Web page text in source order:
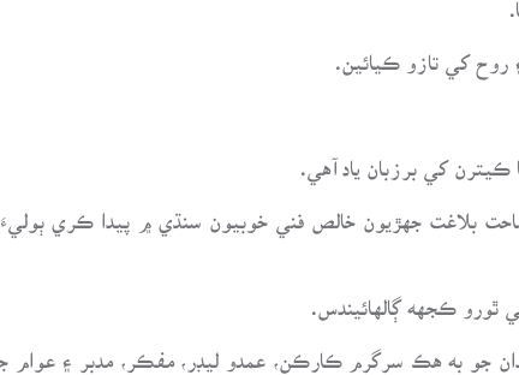
روح کي تازو ڪيائين.
کي برزبان ياد آهي.
بلاغت جهڙيون خالص فني خوبيون سنڌي ۾ پيدا ڪري ٻوليءَ
ڪجهه ڳالهائيندس.
جو به هڪ سرگرم ڪارڪن، عمدو ليڊر، مفڪر، مدبر ۽ عوام جو